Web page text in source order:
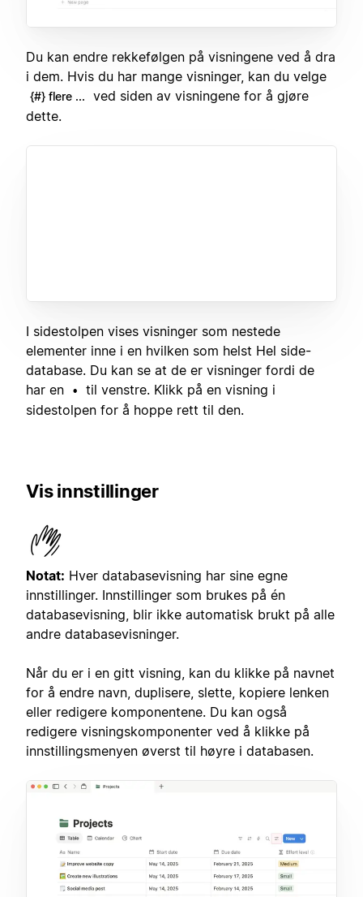
Du kan endre rekkefølgen på visningene ved å dra
i dem. Hvis du har mange visninger, kan du velge
{#} flere ...
ved siden av visningene for å gjøre
dette.
I sidestolpen vises visninger som nestede
elementer inne i en hvilken som helst Hel side-
database. Du kan se at de er visninger fordi de
har en
•
til venstre. Klikk på en visning i
sidestolpen for å hoppe rett til den.
Vis innstillinger
Notat: Hver databasevisning har sine egne
innstillinger. Innstillinger som brukes på én
databasevisning, blir ikke automatisk brukt på alle
andre databasevisninger.
Når du er i en gitt visning, kan du klikke på navnet
for å endre navn, duplisere, slette, kopiere lenken
eller redigere komponentene. Du kan også
redigere visningskomponenter ved å klikke på
innstillingsmenyen øverst til høyre i databasen.